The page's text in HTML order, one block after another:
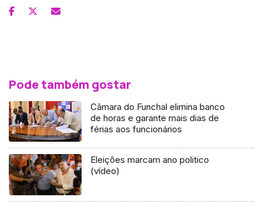
Pode também gostar
Câmara do Funchal elimina banco
de horas e garante mais dias de
férias aos funcionários
Eleições marcam ano politico
(vídeo)